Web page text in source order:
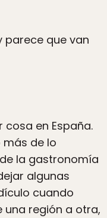
parece que van
en España.
de lo
la gastronomía
algunas
cuando
una región a otra,